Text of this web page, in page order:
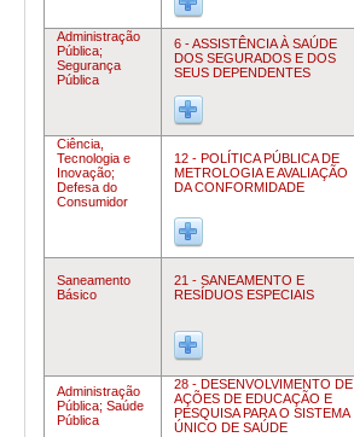
Administração
Pública;
Segurança
Pública
6 - ASSISTÊNCIA À SAÚDE
DOS SEGURADOS E DOS
SEUS DEPENDENTES
Ciência,
Tecnologia e
Inovação;
Defesa do
Consumidor
12 - POLÍTICA PÚBLICA DE
METROLOGIA E AVALIAÇÃO
DA CONFORMIDADE
Saneamento
Básico
21 - SANEAMENTO E
RESÍDUOS ESPECIAIS
Administração
Pública; Saúde
Pública
28 - DESENVOLVIMENTO DE
AÇÕES DE EDUCAÇÃO E
PESQUISA PARA O SISTEMA
ÚNICO DE SAÚDE